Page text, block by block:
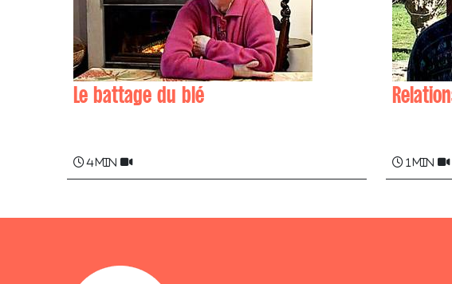
Le battage du blé
4 min 1 min